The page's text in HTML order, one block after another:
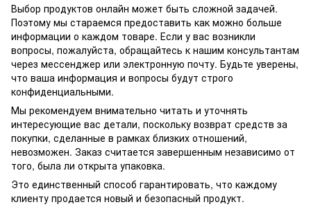
Выбор продуктов онлайн может быть сложной задачей.
Поэтому мы стараемся предоставить как можно больше
информации о каждом товаре. Если у вас возникли
вопросы, пожалуйста, обращайтесь к нашим консультантам
через мессенджер или электронную почту. Будьте уверены,
что ваша информация и вопросы будут строго
конфиденциальными.
Мы рекомендуем внимательно читать и уточнять
интересующие вас детали, поскольку возврат средств за
покупки, сделанные в рамках близких отношений,
невозможен. Заказ считается завершенным независимо от
того, была ли открыта упаковка.
Это единственный способ гарантировать, что каждому
клиенту продается новый и безопасный продукт.